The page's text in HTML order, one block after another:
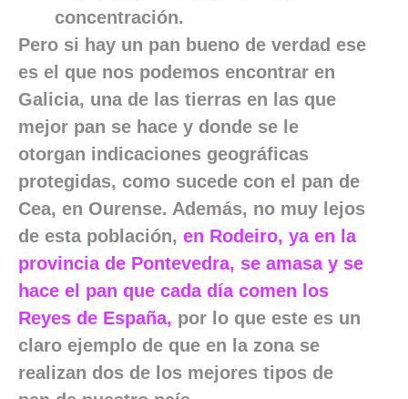
concentración.
Pero si hay un pan bueno de verdad ese
es el que nos podemos encontrar en
Galicia, una de las tierras en las que
mejor pan se hace y donde se le
otorgan indicaciones geográficas
protegidas, como sucede con el pan de
Cea, en Ourense. Además, no muy lejos
de esta población, en Rodeiro, ya en la
provincia de Pontevedra, se amasa y se
hace el pan que cada día comen los
Reyes de España, por lo que este es un
claro ejemplo de que en la zona se
realizan dos de los mejores tipos de